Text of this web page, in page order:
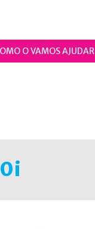
O VAMOS AJUDAR